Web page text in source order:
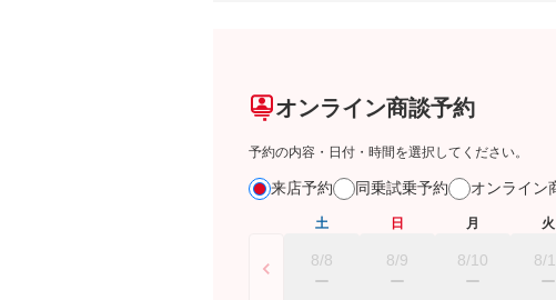
オンライン商談予約
予約の内容・日付・時間を選択してください。
来店予約 同乗試乗予約 オンライン
土
8/8
日
8/9
月
8/10
火
8/